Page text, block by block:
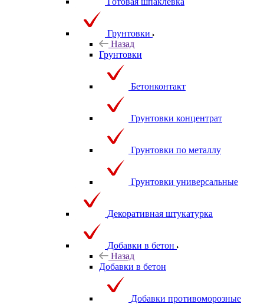
Грунтовки
Назад
Грунтовки
Бетонконтакт
Грунтовки концентрат
Грунтовки по металлу
Грунтовки универсальные
Декоративная штукатурка
Добавки в бетон
Назад
Добавки в бетон
Добавки противоморозные